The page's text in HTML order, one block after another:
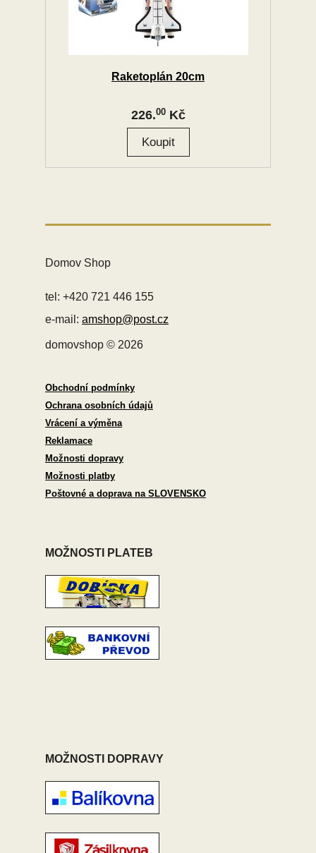
Raketoplán 20cm
226.00Kč
Domov Shop
tel: +420 721 446 155
e-mail: amshop@post.cz
domovshop © 2026
Obchodní podmínky
Ochrana osobních údajů
Vrácení a výměna
Reklamace
Možnosti dopravy
Možnosti platby
Poštovné a doprava na SLOVENSKO
MOŽNOSTI PLATEB
MOŽNOSTI DOPRAVY